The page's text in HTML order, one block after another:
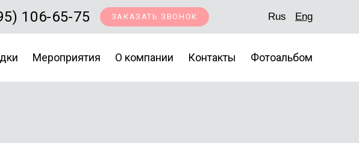
106-65-75 ЗАКАЗАТЬ ЗВОНОК Rus Eng
Мероприятия О компании Контакты Фотоальбом